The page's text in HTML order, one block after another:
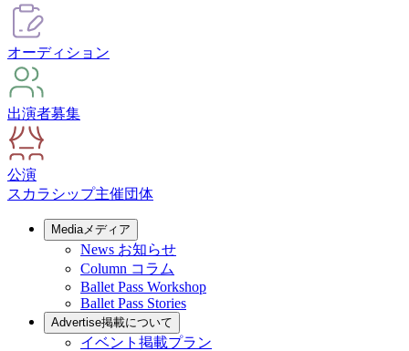
オーディション
出演者募集
公演
スカラシップ主催団体
Mediaメディア
News お知らせ
Column コラム
Ballet Pass Workshop
Ballet Pass Stories
Advertise掲載について
イベント掲載プラン